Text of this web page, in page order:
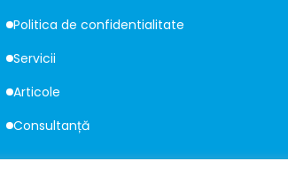
Politica de confidentialitate
Servicii
Articole
Consultanță